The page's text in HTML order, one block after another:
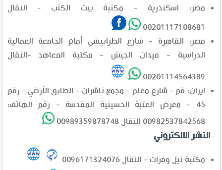
مصر: اسكندرية - مكتبة بيت الكتب - النقال
00201117108681
مصر: القاهرة - شارع الطرابيشي أمام الجامعة العمالية
الدراسية - ميدان الجيش - مكتبة المعاهد -النقال
00201114564389
ايران: قم - شارع معلم - مجمع ناشران - الطابق الأرضي - رقم
45 - معرض العتبة الحسينية المقدسة - رقم الهاتف:
00982537842568 النقال 00989359878748
النشر الالكتروني
مكتبة نيل وفرات - النقال 0096171324076